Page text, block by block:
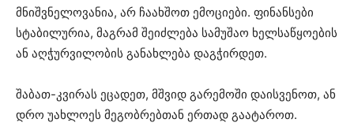
მნიშვნელოვანია, არ ჩაახშოთ ემოციები. ფინანსები
სტაბილურია, მაგრამ შეიძლება სამუშაო ხელსაწყოების
ან აღჭურვილობის განახლება დაგჭირდეთ.
შაბათ-კვირას ეცადეთ, მშვიდ გარემოში დაისვენოთ, ან
დრო უახლოეს მეგობრებთან ერთად გაატაროთ.